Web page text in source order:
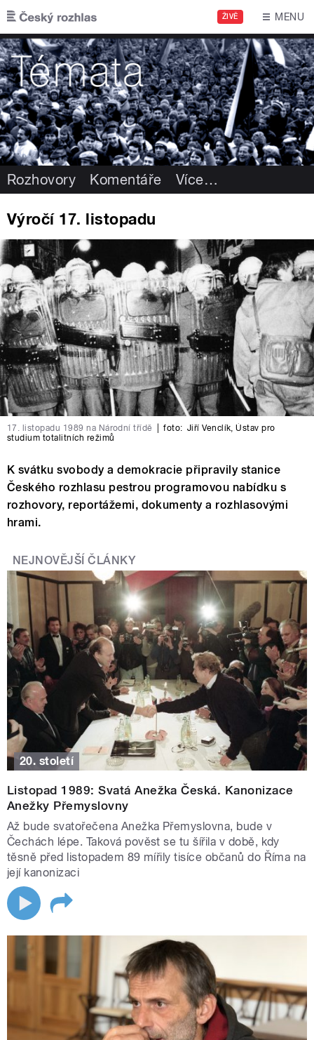
Přejít k hlavnímu obsahu
ŽIVĚ MENU
Rozhovory Komentáře Více…
Výročí 17. listopadu
17. listopadu 1989 na Národní třídě foto: Jiří Venclík ,Ústav pro
studium totalitních režimů
K svátku svobody a demokracie připravily stanice
Českého rozhlasu pestrou programovou nabídku s
rozhovory, reportážemi, dokumenty a rozhlasovými
hrami.
NEJNOVĚJŠÍ ČLÁNKY
20. století
Listopad 1989: Svatá Anežka Česká. Kanonizace
Anežky Přemyslovny
Až bude svatořečena Anežka Přemyslovna, bude v
Čechách lépe. Taková pověst se tu šířila v době, kdy
těsně před listopadem 89 mířily tisíce občanů do Říma na
její kanonizaci